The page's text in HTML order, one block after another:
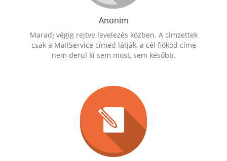
Anonim
Maradj végig rejtve levelezés közben. A címzettek
csak a MailService címed látják, a cél fiókod címe
nem derül ki sem most, sem később.